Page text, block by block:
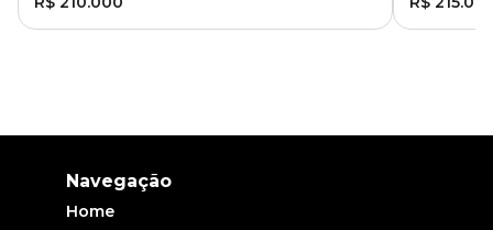
Navegação
Home